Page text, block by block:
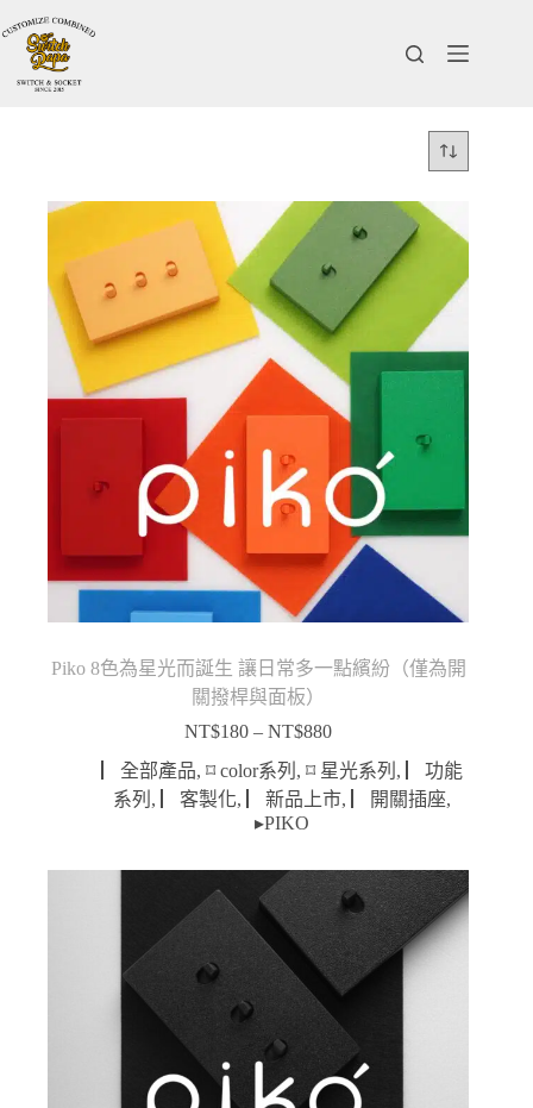
至
Piko 8色為星光而誕生 讓日常多一點繽紛（僅為開
關撥桿與面板）
NT$180 – NT$880價
格
範
到
NT$880
▏全部產品,⌑ color系列 ,⌑ 星光系列 ,
▏功能
系列 , ▏客製化, ▏新品上市, ▏開關插座,
▸PIKO